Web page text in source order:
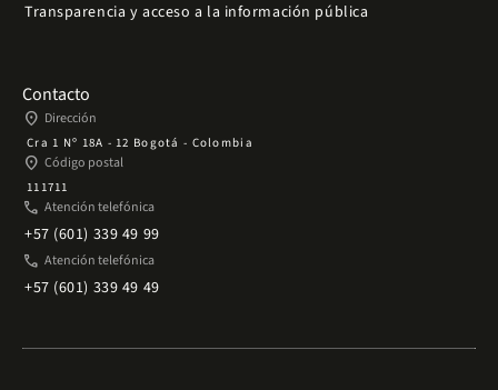
Transparencia y acceso a la información pública
Contacto
place Dirección
Cra 1 Nº 18A - 12 Bogotá - Colombia
place Código postal
111711
phone Atención telefónica
+57 (601) 339 49 99
phone Atención telefónica
+57 (601) 339 49 49